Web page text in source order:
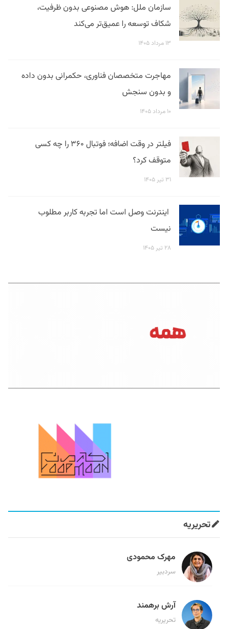
سازمان ملل: هوش مصنوعی بدون ظرفیت،
شکاف توسعه را عمیق‌تر می‌کند
۱۳ مرداد ۱۴۰۵
مهاجرت متخصصان فناوری، حکمرانی بدون داده
و بدون سنجش
۱۰ مرداد ۱۴۰۵
فیلتر در وقت اضافه؛ فوتبال ۳۶۰ را چه کسی
متوقف کرد؟
۳۱ تیر ۱۴۰۵
اینترنت وصل است اما تجربه کاربر مطلوب
نیست
۲۸ تیر ۱۴۰۵
تحریریه
مهرک محمودی
سردبیر
آرش برهمند
تحریریه